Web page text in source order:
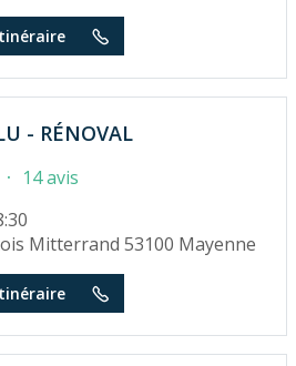
- RÉNOVAL
14 avis
Mitterrand 53100 Mayenne